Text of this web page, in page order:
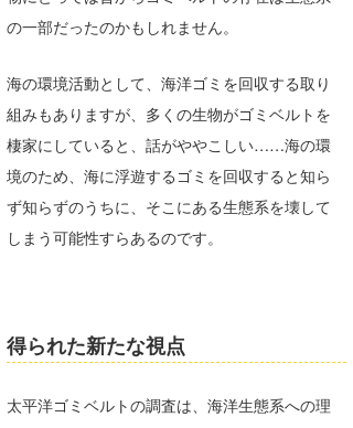
の一部だったのかもしれません。
海の環境活動として、海洋ゴミを回収する取り
組みもありますが、多くの生物がゴミベルトを
棲家にしていると、話がややこしい……海の環
境のため、海に浮遊するゴミを回収すると知ら
ず知らずのうちに、そこにある生態系を壊して
しまう可能性すらあるのです。
得られた新たな視点
太平洋ゴミベルトの調査は、海洋生態系への理
Mr.K
chappy